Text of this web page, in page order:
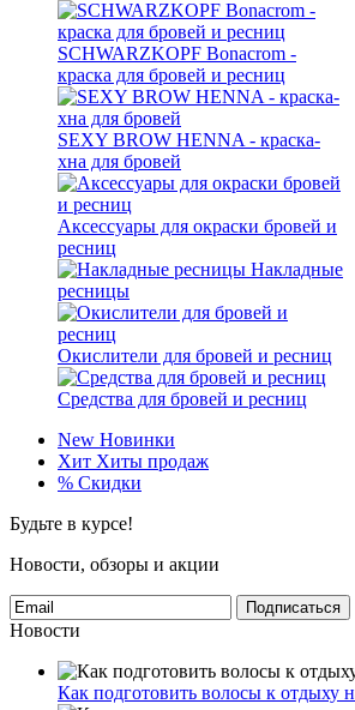
SCHWARZKOPF Bonacrom -
краска для бровей и ресниц
SEXY BROW HENNA - краска-
хна для бровей
Аксессуары для окраски бровей и
ресниц
Накладные
ресницы
Окислители для бровей и ресниц
Средства для бровей и ресниц
New Новинки
Хит Хиты продаж
% Скидки
Будьте в курсе!
Новости, обзоры и акции
Подписаться
Новости
Как подготовить волосы к отдыху